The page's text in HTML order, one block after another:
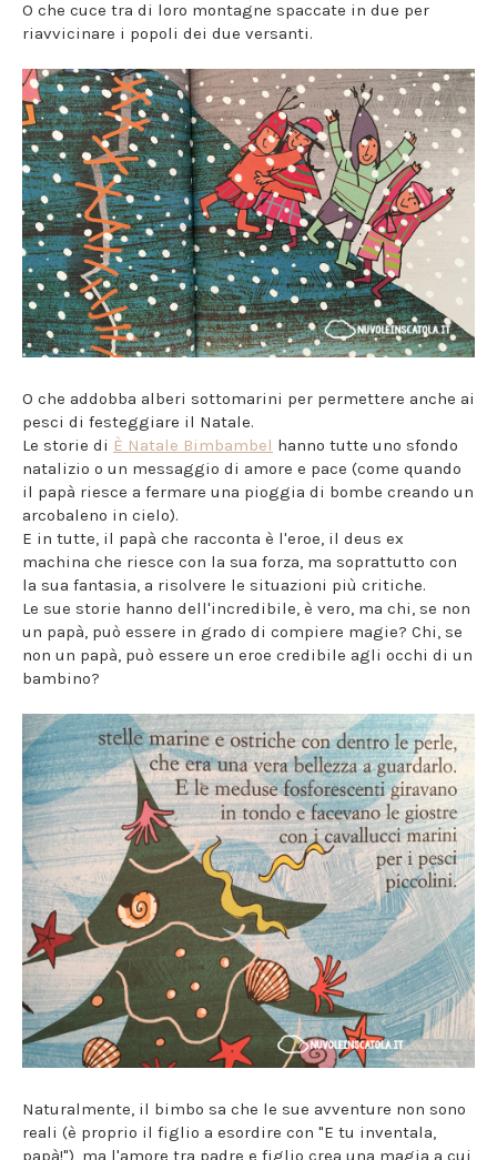
O che cuce tra di loro montagne spaccate in due per
riavvicinare i popoli dei due versanti.
O che addobba alberi sottomarini per permettere anche ai
pesci di festeggiare il Natale.
Le storie di È Natale Bimbambel hanno tutte uno sfondo
natalizio o un messaggio di amore e pace (come quando
il papà riesce a fermare una pioggia di bombe creando un
arcobaleno in cielo).
E in tutte, il papà che racconta è l'eroe, il deus ex
machina che riesce con la sua forza, ma soprattutto con
la sua fantasia, a risolvere le situazioni più critiche.
Le sue storie hanno dell'incredibile, è vero, ma chi, se non
un papà, può essere in grado di compiere magie? Chi, se
non un papà, può essere un eroe credibile agli occhi di un
bambino?
Naturalmente, il bimbo sa che le sue avventure non sono
reali (è proprio il figlio a esordire con "E tu inventala,
papà!"), ma l'amore tra padre e figlio crea una magia a cui